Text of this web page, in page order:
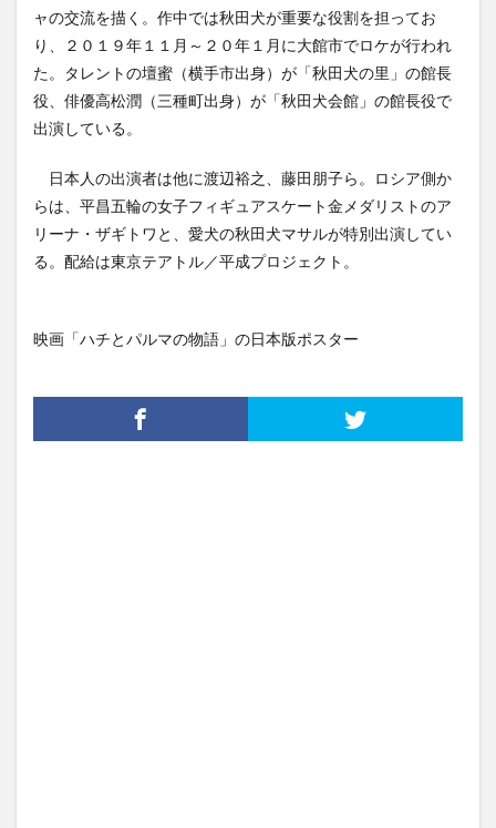
ャの交流を描く。作中では秋田犬が重要な役割を担ってお
り、２０１９年１１月～２０年１月に大館市でロケが行われ
た。タレントの壇蜜（横手市出身）が「秋田犬の里」の館長
役、俳優高松潤（三種町出身）が「秋田犬会館」の館長役で
出演している。
日本人の出演者は他に渡辺裕之、藤田朋子ら。ロシア側か
らは、平昌五輪の女子フィギュアスケート金メダリストのア
リーナ・ザギトワと、愛犬の秋田犬マサルが特別出演してい
る。配給は東京テアトル／平成プロジェクト。
映画「ハチとパルマの物語」の日本版ポスター